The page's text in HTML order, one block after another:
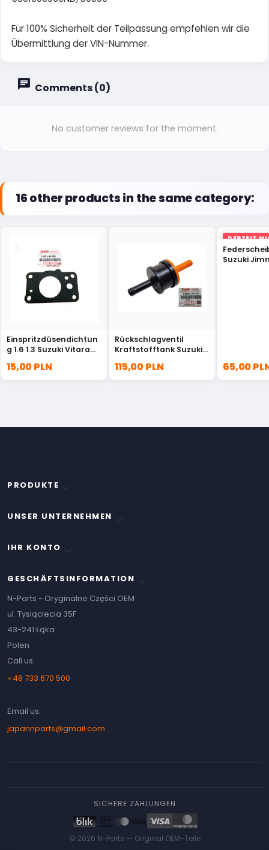
Für 100% Sicherheit der Teilpassung empfehlen wir die
Übermittlung der VIN-Nummer.
Comments (0)
No customer reviews for the moment.
16 other products in the same category:
Einspritzdüsendichtun
g 1.6 1.3 Suzuki Vitara
15,00 PLN
Rückschlagventil
Kraftstofftank Suzuki
85451-75100
115,00 PLN
DERZEIT
LAGER
Suzuki
65,00
PRODUKTE
UNSER UNTERNEHMEN
IHR KONTO
GESCHÄFTSINFORMATION
N-Parts - Oryginalne Części OEM
ul. Tysiąclecia 35F
43-241 Łąka
Polen
Call us:
+48 733 670 500
Email us:
japannparts@gmail.com
SICHERE ZAHLUNGEN
© 2026 N-Parts — Original OEM-Teile